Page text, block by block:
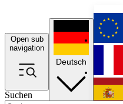
Open sub
navigation
Suchen
Deutsch